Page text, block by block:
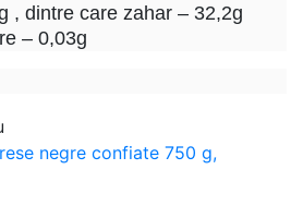
, dintre care zahar – 32,2g
– 0,03g
negre confiate 750 g,